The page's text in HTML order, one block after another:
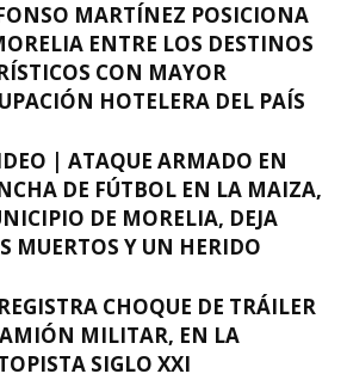
MARTÍNEZ POSICIONA
ENTRE LOS DESTINOS
CON MAYOR
HOTELERA DEL PAÍS
| ATAQUE ARMADO EN
DE FÚTBOL EN LA MAIZA,
DE MORELIA, DEJA
MUERTOS Y UN HERIDO
CHOQUE DE TRÁILER
MILITAR, EN LA
SIGLO XXI